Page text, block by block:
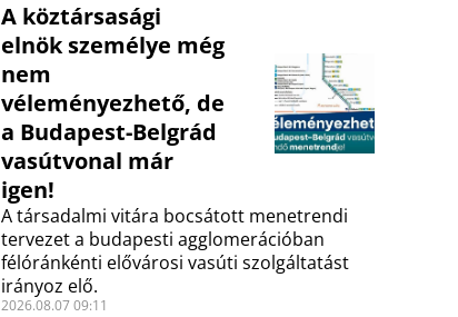
A köztársasági
elnök személye még
nem
véleményezhető, de
a Budapest-Belgrád
vasútvonal már
igen!
A társadalmi vitára bocsátott menetrendi
tervezet a budapesti agglomerációban
félóránkénti elővárosi vasúti szolgáltatást
irányoz elő.
2026.08.07 09:11